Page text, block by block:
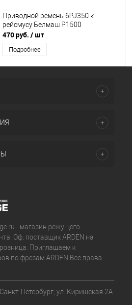
Приводной ремень 6PJ350 к
рейсмусу Белмаш Р1500
470 руб. / шт
Подробнее
- магазин режущего
Оф. поставщик ARDEN на
Приглашаем к
по фрезам ARDEN Все права
Петербург, ул. Киришская 2А